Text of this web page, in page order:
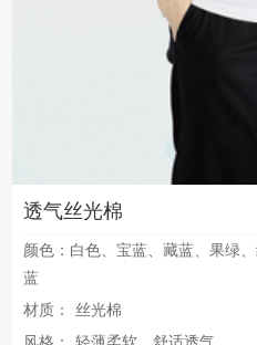
透气丝光棉
颜色：白色、宝蓝、藏蓝、果绿
蓝
材质：
丝光棉